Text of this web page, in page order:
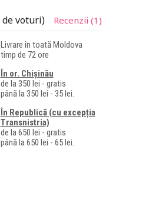
de voturi) Recenzii (1)
Livrare în toată Moldova
timp de 72 ore
În or. Chișinău
de la 350 lei - gratis
până la 350 lei - 35 lei.
În Republică (cu excepția
Transnistria)
de la 650 lei - gratis
până la 650 lei - 65 lei.